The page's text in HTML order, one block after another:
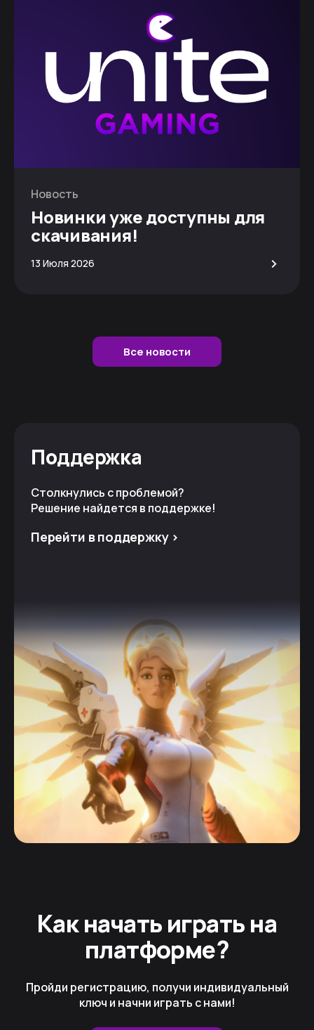
Новость
Новинки уже доступны для
скачивания!
13 Июля 2026 >
Все новости
Поддержка
Столкнулись с проблемой?
Решение найдется в поддержке!
Перейти в поддержку >
Как начать играть на
платформе?
Пройди регистрацию, получи индивидуальный
ключ и начни играть с нами!